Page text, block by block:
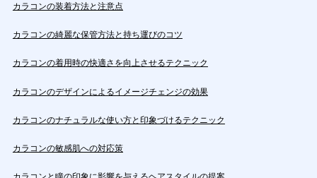
カラコンの装着方法と注意点
カラコンの綺麗な保管方法と持ち運びのコツ
カラコンの着用時の快適さを向上させるテクニック
カラコンのデザインによるイメージチェンジの効果
カラコンのナチュラルな使い方と印象づけるテクニック
カラコンの敏感肌への対応策